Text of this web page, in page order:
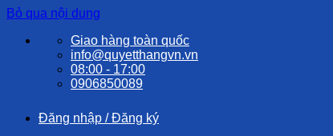
Bỏ qua nội dung
Giao hàng toàn quốc
info@quyetthangvn.vn
08:00 - 17:00
0906850089
Đăng nhập / Đăng ký